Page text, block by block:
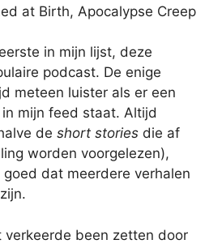
at Birth, Apocalypse Creep
in mijn lijst, deze
podcast. De enige
meteen luister als er een
mijn feed staat. Altijd
de short stories die af
worden voorgelezen),
dat meerdere verhalen
verkeerde been zetten door